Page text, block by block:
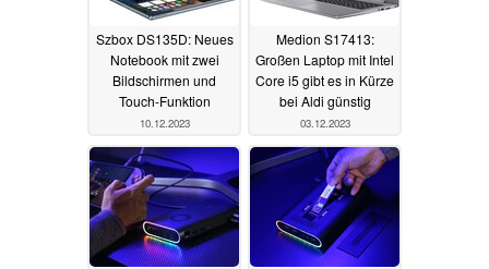
Szbox DS135D: Neues
Notebook mit zwei
Bildschirmen und
Touch-Funktion
10.12.2023
Medion S17413:
Großen Laptop mit Intel
Core i5 gibt es in Kürze
bei Aldi günstig
03.12.2023